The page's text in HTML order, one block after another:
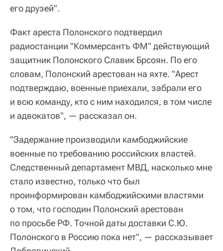
его друзей".
Факт ареста Полонского подтвердил
радиостанции "Коммерсантъ ФМ" действующий
защитник Полонского Славик Брсоян. По его
словам, Полонский арестован на яхте. "Арест
подтверждаю, военные приехали, забрали его
и всю команду, кто с ним находился, в том числе
и адвокатов", — рассказал он.
"Задержание производили камбоджийские
военные по требованию российских властей.
Следственный департамент МВД, насколько мне
стало известно, только что был
проинформирован камбоджийскими властями
о том, что господин Полонский арестован
по просьбе РФ. Точной даты доставки С.Ю.
Полонского в Россию пока нет", — рассказывает